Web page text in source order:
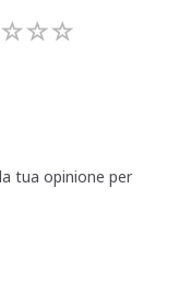
tua opinione per